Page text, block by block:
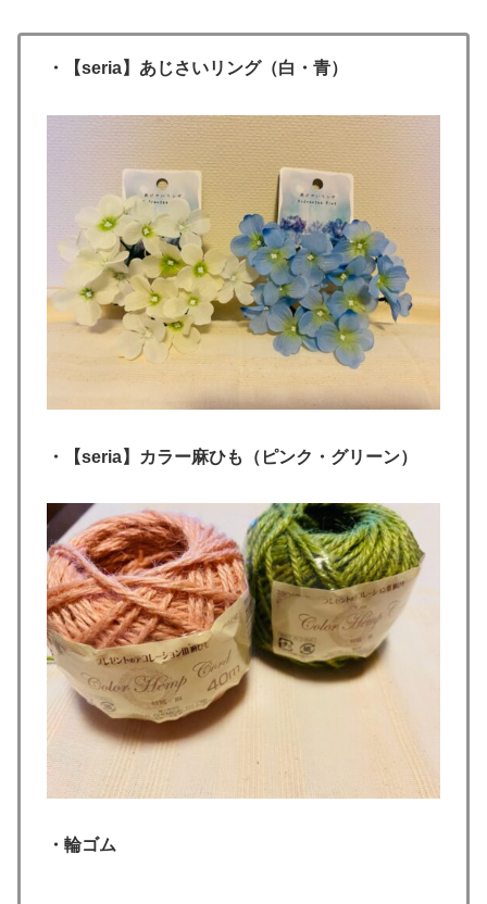
・【seria】あじさいリング（白・青）
・【seria】カラー麻ひも（ピンク・グリーン）
・輪ゴム